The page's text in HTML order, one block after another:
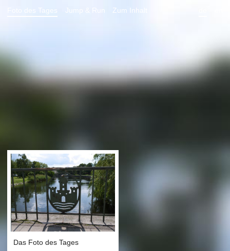
Foto des Tages Jump & Run Zum Inhalt
Das Foto des Tages